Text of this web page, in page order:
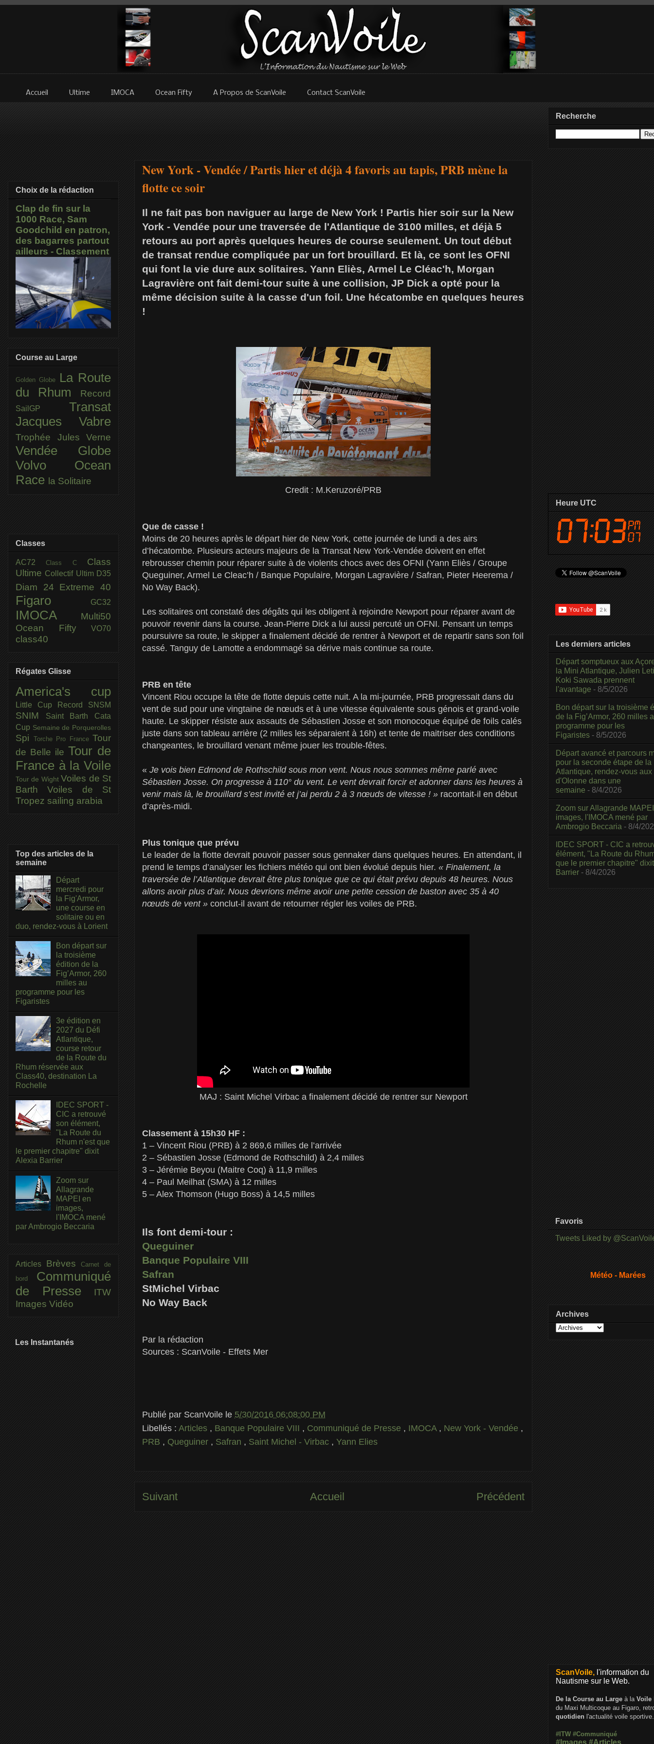
Accueil Ultime IMOCA Ocean Fifty A Propos de ScanVoile Contact ScanVoile
New York - Vendée / Partis hier et déjà 4 favoris au tapis, PRB mène la
flotte ce soir
Il ne fait pas bon naviguer au large de New York ! Partis hier soir sur la New
York - Vendée pour une traversée de l'Atlantique de 3100 milles, et déjà 5
retours au port après quelques heures de course seulement. Un tout début
de transat rendue compliquée par un fort brouillard. Et là, ce sont les OFNI
qui font la vie dure aux solitaires. Yann Eliès, Armel Le Cléac'h, Morgan
Lagravière ont fait demi-tour suite à une collision, JP Dick a opté pour la
même décision suite à la casse d'un foil. Une hécatombe en quelques heures
!
Credit : M.Keruzoré/PRB
Que de casse !
Moins de 20 heures après le départ hier de New York, cette journée de lundi a des airs
d’hécatombe. Plusieurs acteurs majeurs de la Transat New York-Vendée doivent en effet
rebrousser chemin pour réparer suite à de violents chocs avec des OFNI (Yann Eliès / Groupe
Queguiner, Armel Le Cleac’h / Banque Populaire, Morgan Lagravière / Safran, Pieter Heerema /
No Way Back).
Les solitaires ont constaté des dégâts qui les obligent à rejoindre Newport pour réparer avant de
pouvoir revenir dans la course. Jean-Pierre Dick a lui aussi percuté un OFNI. Pensant un temps
poursuivre sa route, le skipper a finalement décidé de rentrer à Newport et de repartir sans son foil
cassé. Tanguy de Lamotte a endommagé sa dérive mais continue sa route.
PRB en tête
Vincent Riou occupe la tête de flotte depuis cette nuit. A la mi-journée, PRB progressait dans du
vent de sud pour une vingtaine de nœuds et à une vitesse équivalente sous génois et grand-voile
haute. Le skipper résiste aux assauts de Sébastien Josse et son monocoque équipé de foils calés
juste dans son tableau arrière (2 milles les séparaient à 16h) et tente de maitriser des conditions
changeantes, le brouillard venant même jouer les trouble-fêtes.
« Je vois bien Edmond de Rothschild sous mon vent. Nous nous sommes même parlé avec
Sébastien Josse. On progresse à 110° du vent. Le vent devrait forcir et adonner dans les heures à
venir mais là, le brouillard s’est invité et j’ai perdu 2 à 3 nœuds de vitesse ! » racontait-il en début
d’après-midi.
Plus tonique que prévu
Le leader de la flotte devrait pouvoir passer sous gennaker dans quelques heures. En attendant, il
prend le temps d’analyser les fichiers météo qui ont bien évolué depuis hier. « Finalement, la
traversée de l’Atlantique devrait être plus tonique que ce qui était prévu depuis 48 heures. Nous
allons avoir plus d’air. Nous devrions même avoir une petite cession de baston avec 35 à 40
nœuds de vent » conclut-il avant de retourner régler les voiles de PRB.
MAJ : Saint Michel Virbac a finalement décidé de rentrer sur Newport
Classement à 15h30 HF :
1 – Vincent Riou (PRB) à 2 869,6 milles de l’arrivée
2 – Sébastien Josse (Edmond de Rothschild) à 2,4 milles
3 – Jérémie Beyou (Maitre Coq) à 11,9 milles
4 – Paul Meilhat (SMA) à 12 milles
5 – Alex Thomson (Hugo Boss) à 14,5 milles
Ils font demi-tour :
Queguiner
Banque Populaire VIII
Safran
StMichel Virbac
No Way Back
Par la rédaction
Sources : ScanVoile - Effets Mer
Publié par ScanVoile le 5/30/2016 06:08:00 PM
Libellés : Articles , Banque Populaire VIII , Communiqué de Presse , IMOCA , New York - Vendée ,
PRB , Queguiner , Safran , Saint Michel - Virbac , Yann Elies
Suivant Précédent
Accueil
Choix de la rédaction
Clap de fin sur la
1000 Race, Sam
Goodchild en patron,
des bagarres partout
ailleurs - Classement
Course au Large
Golden Globe
La Route
du Rhum
Record
SailGP Transat
Jacques Vabre
Trophée Jules Verne
Vendée Globe
Volvo Ocean
Race la Solitaire
Classes
AC72Class C Class
Ultime Collectif Ultim D35
Diam 24 Extreme 40
Figaro GC32
IMOCA
Multi50
Ocean Fifty
VO70
class40
Régates Glisse
America's cup
Little Cup Record SNSM
SNIM
Saint Barth Cata
Cup Semaine de Porquerolles
Spi Torche Pro France Tour
de Belle ile Tour de
France à la Voile
Tour de Wight Voiles de St
BarthVoiles de St
Tropez sailing arabia
Top des articles de la
semaine
Départ
mercredi pour
la Fig'Armor,
une course en
solitaire ou en
duo, rendez-vous à Lorient
Bon départ sur
la troisième
édition de la
Fig’Armor, 260
milles au
programme pour les
Figaristes
3e édition en
2027 du Défi
Atlantique,
course retour
de la Route du
Rhum réservée aux
Class40, destination La
Rochelle
IDEC SPORT -
CIC a retrouvé
son élément,
"La Route du
Rhum n'est que
le premier chapitre" dixit
Alexia Barrier
Zoom sur
Allagrande
MAPEI en
images,
l'IMOCA mené
par Ambrogio Beccaria
Articles BrèvesCarnet de
bord Communiqué
de Presse
ITW
Images Vidéo
Les Instantanés
Recherche
Heure UTC
Les derniers articles
Départ somptueux aux
la Mini Atlantique, Julien
Koki Sawada prennent
l'avantage - 8/5/2026
Bon départ sur la troisième
de la Fig’Armor, 260 milles
programme pour les
Figaristes - 8/5/2026
Départ avancé et parcours
pour la seconde étape de la
Atlantique, rendez-vous
d'Olonne dans une
semaine - 8/4/2026
Zoom sur Allagrande
images, l'IMOCA mené par
Ambrogio Beccaria - 8/4/
IDEC SPORT - CIC a
élément, "La Route du
que le premier chapitre"
Barrier - 8/4/2026
Favoris
Tweets Liked by
Météo - Marées
Archives
ScanVoile, l'information du
Nautisme sur le Web.
De la Course au Large à la Voile
du Maxi Multicoque au Figaro,
quotidien l'actualité voile sportive.
#ITW #Communiqué
#Images #Articles